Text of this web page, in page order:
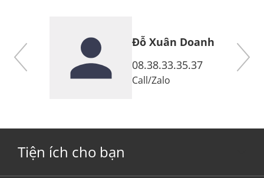
Đỗ Xuân Doanh
08.38.33.35.37
Call/Zalo
Tiện ích cho bạn